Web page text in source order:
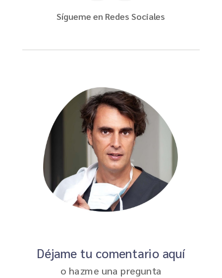
Sígueme en Redes Sociales
Déjame tu comentario aquí
o hazme una pregunta